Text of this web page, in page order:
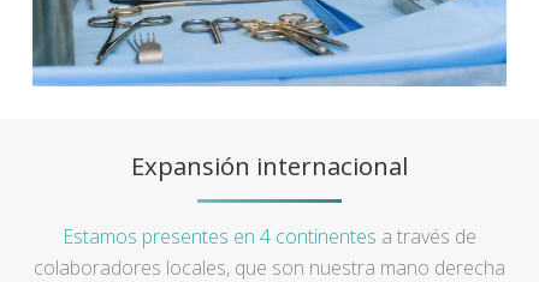
Expansión internacional
Estamos presentes en 4 continentes a través de
colaboradores locales, que son nuestra mano derecha